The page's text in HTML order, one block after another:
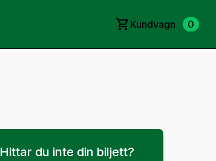
Kundvagn 0
Hittar du inte din biljett?